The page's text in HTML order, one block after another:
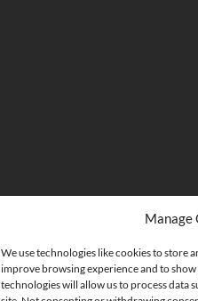
Manage
We use technologies like cookies to store
improve browsing experience and to
technologies will allow us to process data